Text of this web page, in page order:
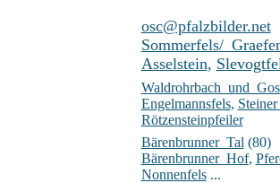
osc@pfalzbilder.net
Sommerfels/
Asselstein,
Engelmannsfels,
Rötzensteinpfeiler
Bärenbrunner_Tal (80)
Bärenbrunner_Hof,
Nonnenfels...